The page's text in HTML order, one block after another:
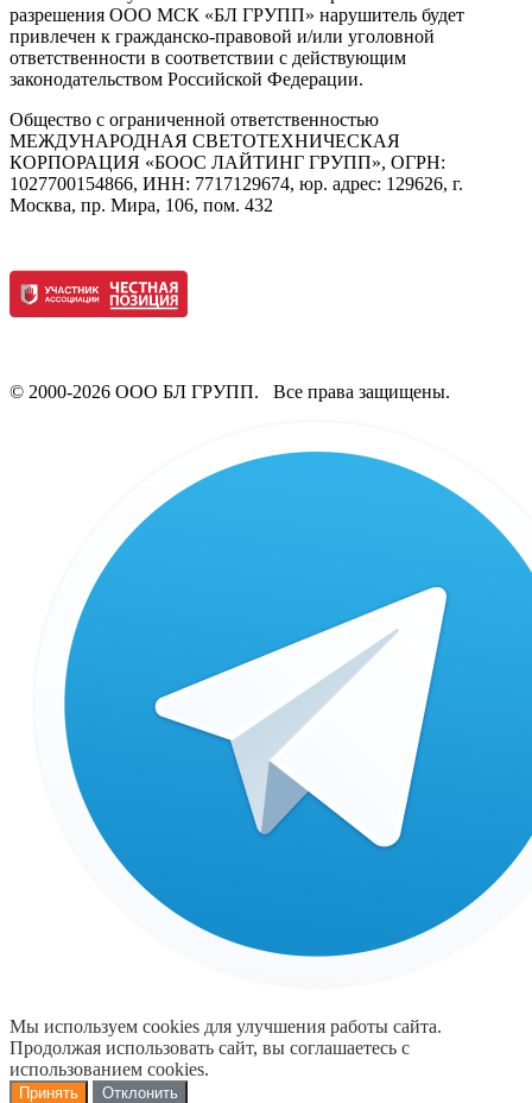
разрешения ООО МСК «БЛ ГРУПП» нарушитель будет
привлечен к гражданско-правовой и/или уголовной
ответственности в соответствии с действующим
законодательством Российской Федерации.
Общество с ограниченной ответственностью
МЕЖДУНАРОДНАЯ СВЕТОТЕХНИЧЕСКАЯ
КОРПОРАЦИЯ «БООС ЛАЙТИНГ ГРУПП», ОГРН:
1027700154866, ИНН: 7717129674, юр. адрес: 129626, г.
Москва, пр. Мира, 106, пом. 432
© 2000-2026 ООО БЛ ГРУПП. Все права защищены.
Мы используем cookies для улучшения работы сайта.
Продолжая использовать сайт, вы соглашаетесь с
использованием cookies.
Принять Отклонить